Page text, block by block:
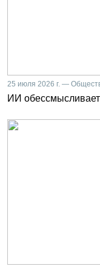
25 июля 2026 г. —
ИИ